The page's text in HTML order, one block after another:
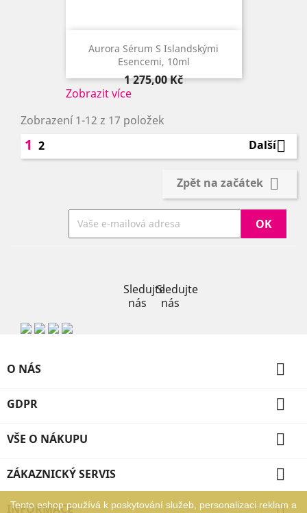
Aurora Sérum S Islandskými
Esencemi, 10ml
Cena
1 275,00 Kč
Zobrazit více
Zobrazení 1-12 z 17 položek
1 2 Další
Zpět na začátek 
Sledujte
nás
Sledujte
nás
O NÁS 
GDPR 
VŠE O NÁKUPU 
ZÁKAZNICKÝ SERVIS 
INFORMACE 
Tento eshop používá k poskytování služeb, personalizaci reklam a